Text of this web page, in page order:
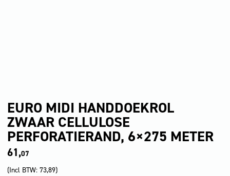
EURO MIDI HANDDOEKROL
ZWAAR CELLULOSE
PERFORATIERAND, 6×275 METER
61,07
(Incl BTW: 73,89)